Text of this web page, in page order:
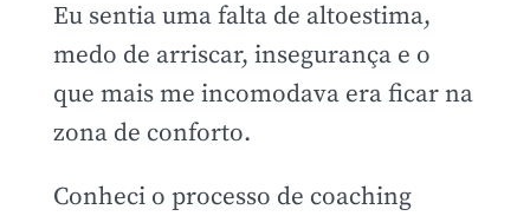
Eu sentia uma falta de altoestima,
medo de arriscar, insegurança e o
que mais me incomodava era ficar na
zona de conforto.
Conheci o processo de coaching